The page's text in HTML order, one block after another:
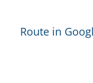
Route in